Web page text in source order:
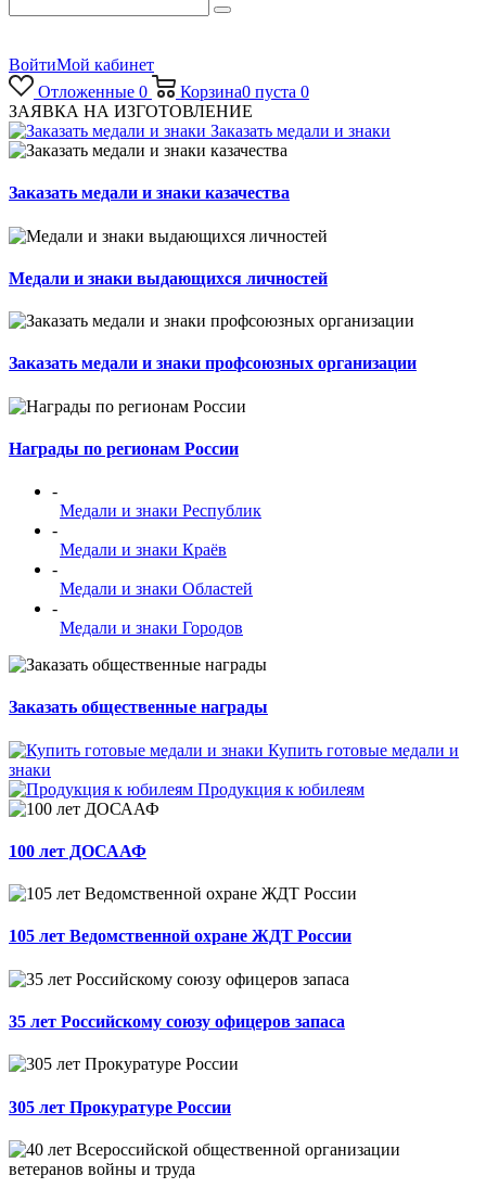
ВойтиМой кабинет
Отложенные 0 Корзина0 пуста 0
ЗАЯВКА НА ИЗГОТОВЛЕНИЕ
Заказать медали и знаки
Заказать медали и знаки казачества
Медали и знаки выдающихся личностей
Заказать медали и знаки профсоюзных организации
Награды по регионам России
-
Медали и знаки Республик
-
Медали и знаки Краёв
-
Медали и знаки Областей
-
Медали и знаки Городов
Заказать общественные награды
Купить готовые медали и
знаки
Продукция к юбилеям
100 лет ДОСААФ
105 лет Ведомственной охране ЖДТ России
35 лет Российскому союзу офицеров запаса
305 лет Прокуратуре России